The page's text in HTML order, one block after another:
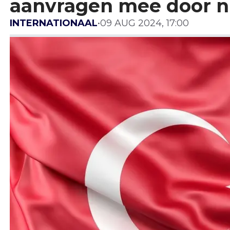
aanvragen mee door
INTERNATIONAAL•09 AUG 2024, 17:00